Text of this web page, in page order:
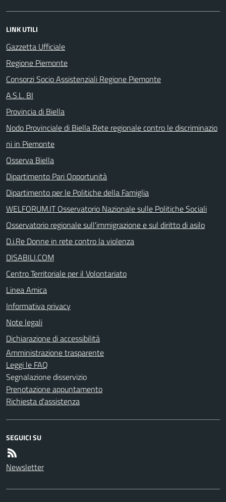
LINK UTILI
Gazzetta Ufficiale
Regione Piemonte
Consorzi Socio Assistenziali Regione Piemonte
A.S.L. BI
Provincia di Biella
Nodo Provinciale di Biella Rete regionale contro le discriminazio
ni in Piemonte
Osserva Biella
Dipartimento Pari Opportunità
Dipartimento per le Politiche della Famiglia
WELFORUM.IT Osservatorio Nazionale sulle Politiche Sociali
Osservatorio regionale sull'immigrazione e sul diritto di asilo
D.i.Re Donne in rete contro la violenza
DISABILI.COM
Centro Territoriale per il Volontariato
Linea Amica
Informativa privacy
Note legali
Dichiarazione di accessibilità
Amministrazione trasparente
Leggi le FAQ
Segnalazione disservizio
Prenotazione appuntamento
Richiesta d'assistenza
SEGUICI SU
Newsletter